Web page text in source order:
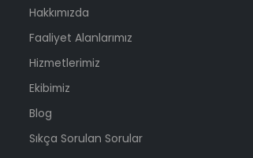
Hakkımızda
Faaliyet Alanlarımız
Hizmetlerimiz
Ekibimiz
Blog
Sıkça Sorulan Sorular